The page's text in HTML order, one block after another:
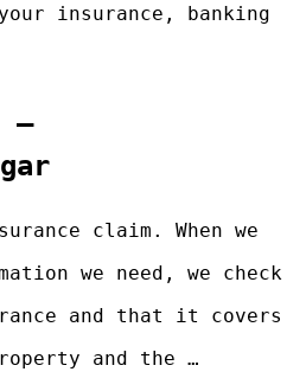
insurance, banking
–
claim. When we
we need, we check
and that it covers
and the …